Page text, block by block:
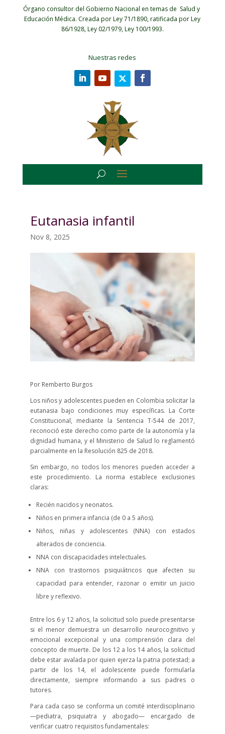
Órgano consultor del Gobierno Nacional en temas de Salud y
Educación Médica. Creada por Ley 71/1890, ratificada por Ley
86/1928, Ley 02/1979, Ley 100/1993.
Nuestras redes
Eutanasia infantil
Nov 8, 2025
Por Remberto Burgos
Los niños y adolescentes pueden en Colombia solicitar la
eutanasia bajo condiciones muy específicas. La Corte
Constitucional, mediante la Sentencia T-544 de 2017,
reconoció este derecho como parte de la autonomía y la
dignidad humana, y el Ministerio de Salud lo reglamentó
parcialmente en la Resolución 825 de 2018.
Sin embargo, no todos los menores pueden acceder a
este procedimiento. La norma establece exclusiones
claras:
Recién nacidos y neonatos.
Niños en primera infancia (de 0 a 5 años).
Niños, niñas y adolescentes (NNA) con estados
alterados de conciencia.
NNA con discapacidades intelectuales.
NNA con trastornos psiquiátricos que afecten su
capacidad para entender, razonar o emitir un juicio
libre y reflexivo.
Entre los 6 y 12 años, la solicitud solo puede presentarse
si el menor demuestra un desarrollo neurocognitivo y
emocional excepcional y una comprensión clara del
concepto de muerte. De los 12 a los 14 años, la solicitud
debe estar avalada por quien ejerza la patria potestad; a
partir de los 14, el adolescente puede formularla
directamente, siempre informando a sus padres o
tutores.
Para cada caso se conforma un comité interdisciplinario
—pediatra, psiquiatra y abogado— encargado de
verificar cuatro requisitos fundamentales: